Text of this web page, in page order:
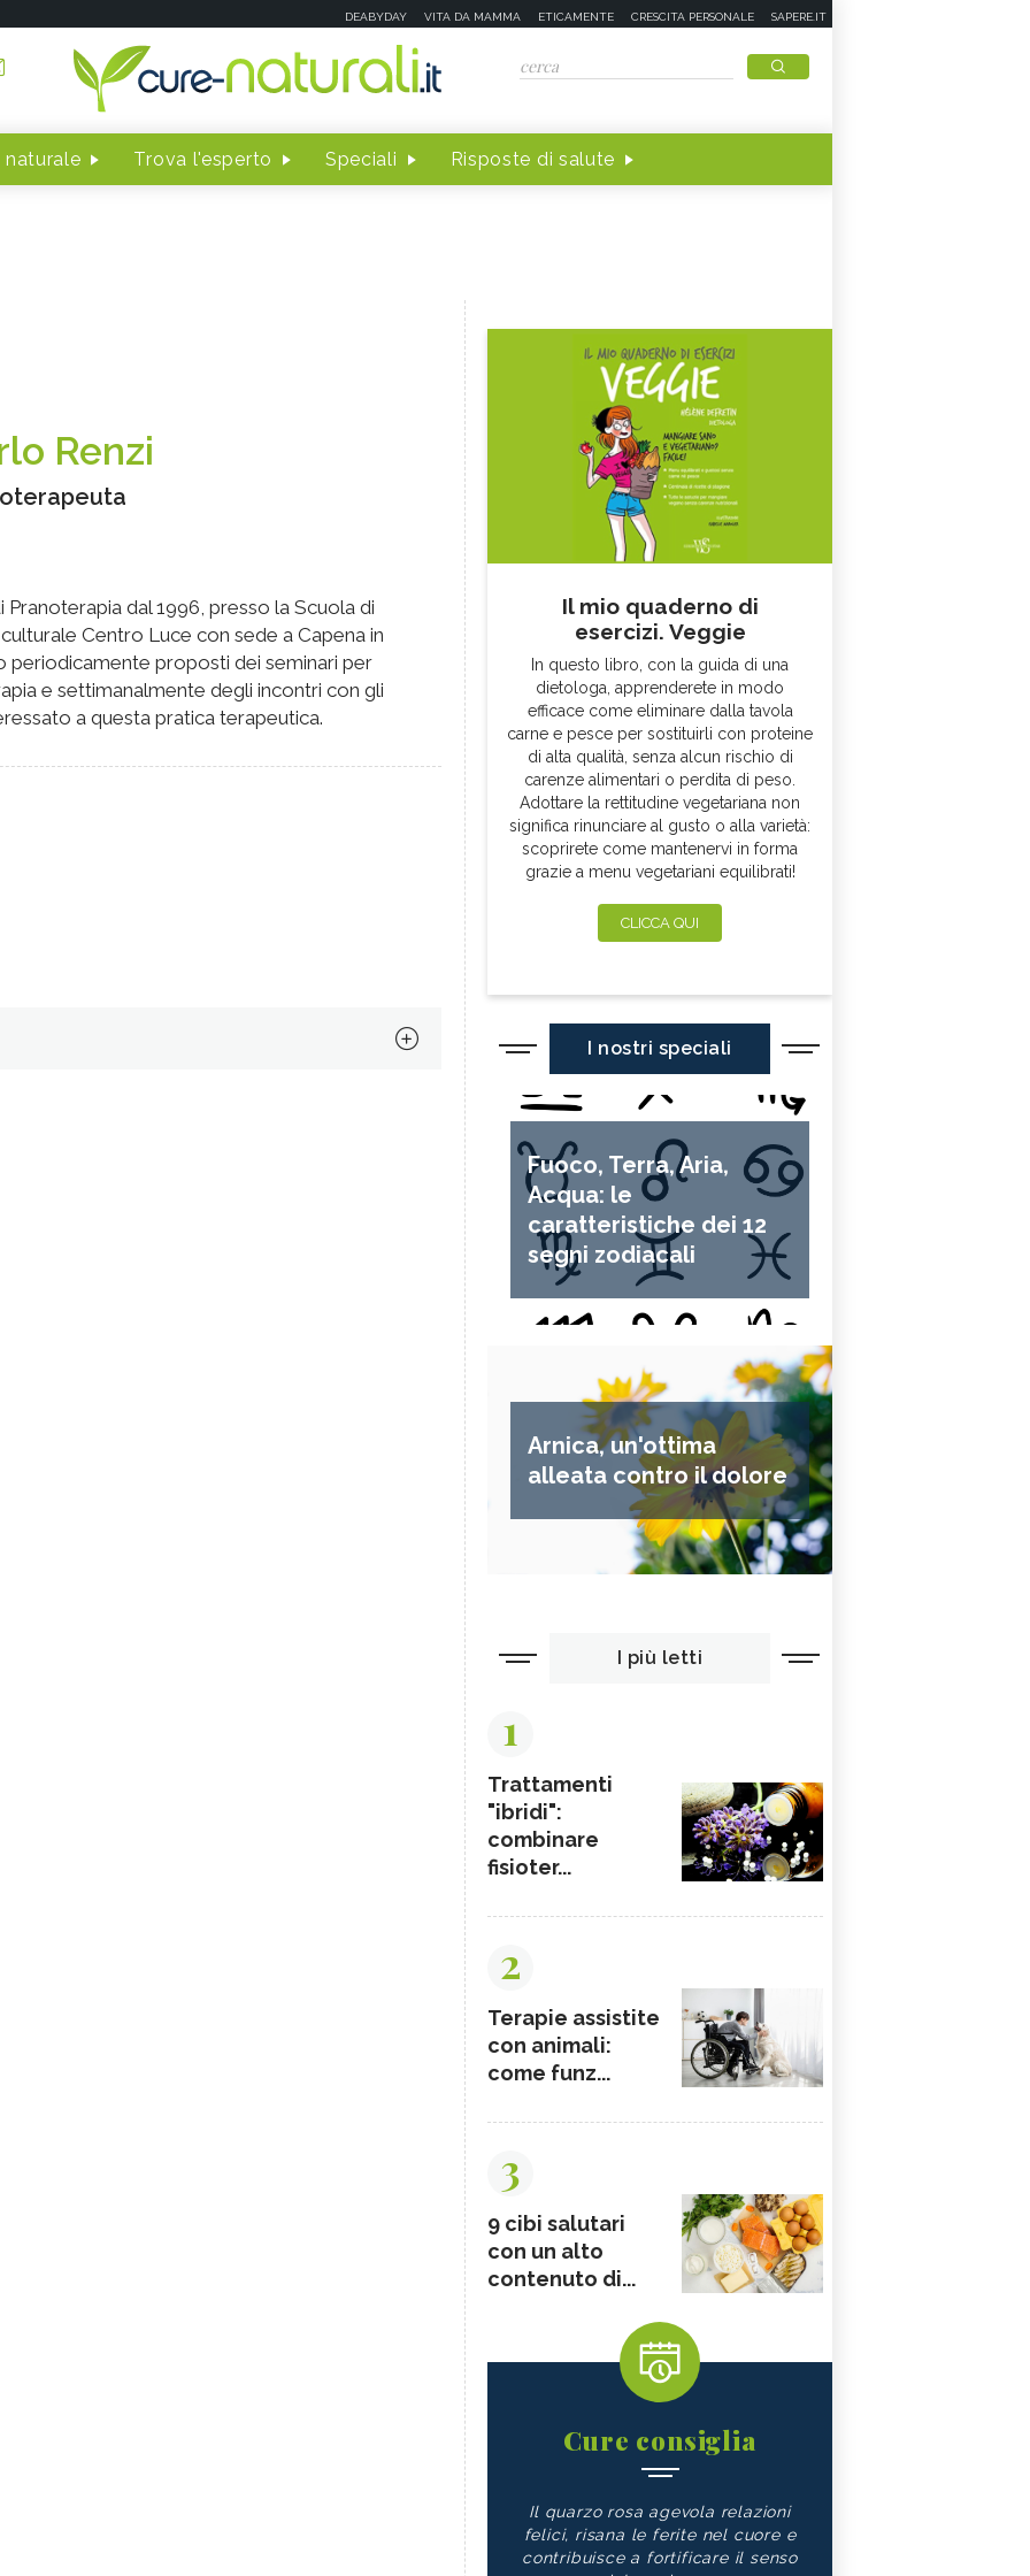
DEABYDAY VITA DA MAMMA ETICAMENTE CRESCITA PERSONALE SAPERE.IT
naturale Trova l'esperto Speciali Risposte di salute
Renzi
dal 1996, presso la Scuola di
Centro Luce con sede a Capena in
periodicamente proposti dei seminari per
e settimanalmente degli incontri con gli
a questa pratica terapeutica.
Il mio quaderno di
esercizi. Veggie
In questo libro, con la guida di una
dietologa, apprenderete in modo
efficace come eliminare dalla tavola
carne e pesce per sostituirli con proteine
di alta qualità, senza alcun rischio di
carenze alimentari o perdita di peso.
Adottare la rettitudine vegetariana non
significa rinunciare al gusto o alla varietà:
scoprirete come mantenervi in forma
grazie a menu vegetariani equilibrati!
CLICCA QUI
I nostri speciali
Fuoco, Terra, Aria,
Acqua: le
caratteristiche dei 12
segni zodiacali
Arnica, un'ottima
alleata contro il dolore
I più letti
1
Trattamenti
"ibridi":
combinare
fisioter...
2
Terapie assistite
con animali:
come funz...
3
9 cibi salutari
con un alto
contenuto di...
Cure consiglia
Il quarzo rosa agevola relazioni
felici, risana le ferite nel cuore e
contribuisce a fortificare il senso